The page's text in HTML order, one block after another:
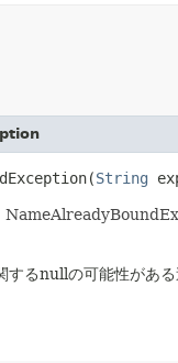
String
するnullの可能性がある